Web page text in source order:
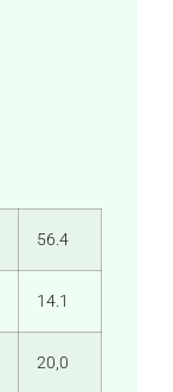
56.4
14.1
20,0